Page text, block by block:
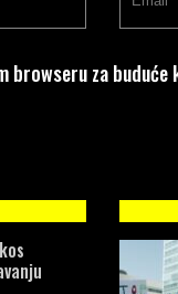
browseru za